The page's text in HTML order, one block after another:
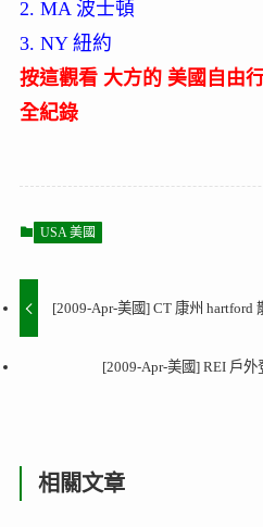
2. MA 波士頓
3. NY 紐約
按這觀看 大方的 美國自由
全紀錄
USA 美國
[2009-Apr-美國] CT 康州 hartford
[2009-Apr-美國] REI 戶外
相關文章